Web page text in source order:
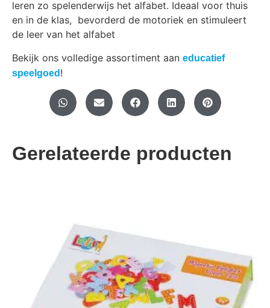
leren zo spelenderwijs het alfabet. Ideaal voor thuis
en in de klas, bevorderd de motoriek en stimuleert
de leer van het alfabet
Bekijk ons volledige assortiment aan educatief
speelgoed !
Gerelateerde producten